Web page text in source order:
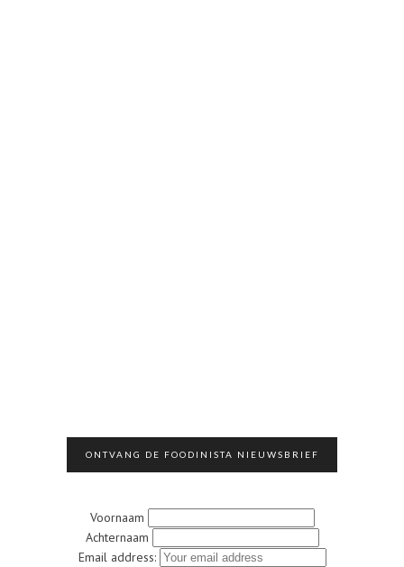
ONTVANG DE FOODINISTA NIEUWSBRIEF
Voornaam
Achternaam
Email address: